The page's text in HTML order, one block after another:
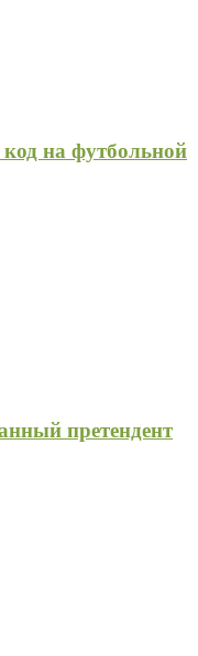
на футбольной
претендент